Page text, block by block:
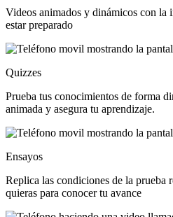
Videos animados y dinámicos con la
estar preparado
Quizzes
Prueba tus conocimientos de forma
animada y asegura tu aprendizaje.
Ensayos
Replica las condiciones de la prueba
quieras para conocer tu avance